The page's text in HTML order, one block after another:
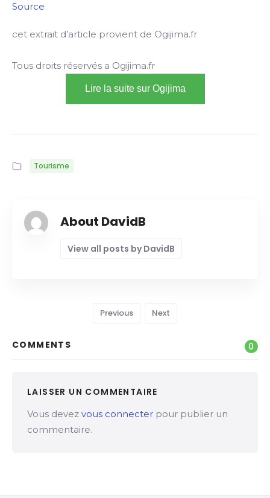
Source
cet extrait d’article provient de Ogijima.fr
Tous droits réservés a Ogijima.fr
Lire la suite sur Ogijima
Tourisme
About DavidB
View all posts by DavidB
Previous Next
COMMENTS 0
LAISSER UN COMMENTAIRE
Vous devez vous connecter pour publier un
commentaire.